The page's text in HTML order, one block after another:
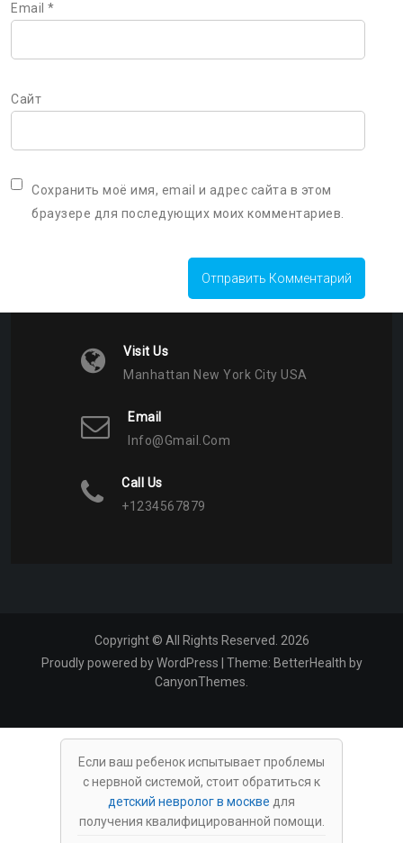
Email *
Сайт
Сохранить моё имя, email и адрес сайта в этом
браузере для последующих моих комментариев.
Visit Us
Manhattan New York City USA
Email
Info@gmail.com
Call Us
+1234567879
Copyright © All Rights Reserved. 2026
Proudly powered by WordPress
Theme: BetterHealth by
CanyonThemes
Если ваш ребенок испытывает проблемы
с нервной системой, стоит обратиться к
детский невролог в москве для
получения квалифицированной помощи.